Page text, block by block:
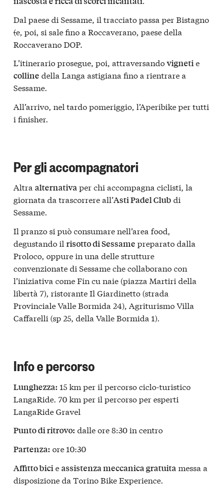
Dal paese di Sessame, il tracciato passa per Bistagno
(e, poi, si sale fino a Roccaverano, paese della
Roccaverano DOP.
L’itinerario prosegue, poi, attraversandovignetie
colline della Langa astigiana fino a rientrare a
Sessame.
All’arrivo, nel tardo pomeriggio, l’Aperibike per tutti
i finisher.
Per gli accompagnatori
Altra alternativaper chi accompagna ciclisti, la
giornata da trascorrere all’Asti Padel Clubdi
Sessame.
Il pranzo si può consumare nell’area food,
degustando il risotto di Sessame preparato dalla
Proloco, oppure in una delle strutture
convenzionate di Sessame che collaborano con
l’iniziativa come Fin cu naie (piazza Martiri della
libertà 7), ristorante Il Giardinetto (strada
Provinciale Valle Bormida 24), Agriturismo Villa
Caffarelli (sp 25, della Valle Bormida 1).
Info e percorso
Lunghezza: 15 km per il percorso ciclo-turistico
LangaRide. 70 km per il percorso per esperti
LangaRide Gravel
Punto di ritrovo: dalle ore 8:30 in centro
Partenza: ore 10:30
Affitto bicieassistenza meccanica gratuitamessa a
disposizione da Torino Bike Experience.